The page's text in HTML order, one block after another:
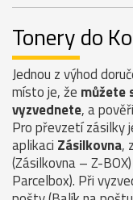
Tonery do
Jednou z výhod
místo je, že můžete
vyzvednete, a
Pro převzetí zásilky
aplikaci Zásilkovna,
(Zásilkovna – Z-
Parcelbox). Při